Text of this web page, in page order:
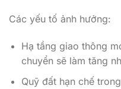
Các yếu tố ảnh hưởng:
Hạ tầng giao thông
chuyển sẽ làm tăng
Quỹ đất hạn chế